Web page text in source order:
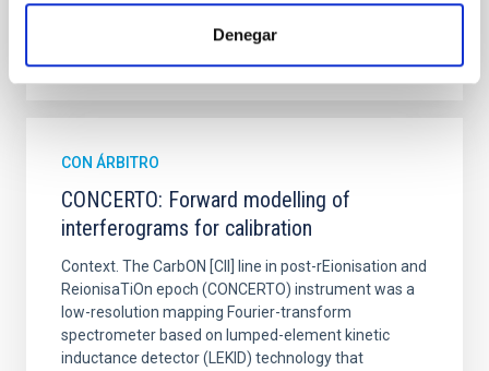
Denegar
NÚMERO DE CITAS 0
CON ÁRBITRO
CONCERTO: Forward modelling of
interferograms for calibration
Context. The CarbON [CII] line in post-rEionisation and
ReionisaTiOn epoch (CONCERTO) instrument was a
low-resolution mapping Fourier-transform
spectrometer based on lumped-element kinetic
inductance detector (LEKID) technology that